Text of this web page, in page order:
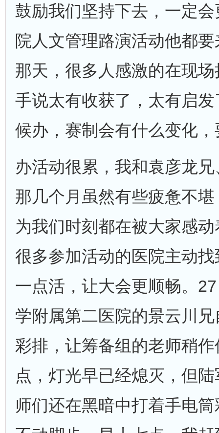
鼓励我们坚持下去，一定
院人文管理路演活动他都
那天，很多人感激的在现
手说太有收获了，太有启
候办，赛制会有什么变化
办活动很累，我和袁彦龙
那几个月虽然有些疲惫不
为我们时刻都在被大家感
很多参加活动的医院主动
一点活，让大会更顺畅。
学附属第二医院的景云川
彩排，让筹备组的老师稍
点，灯光早已经熄灭，但
师们还在黑暗中打着手电